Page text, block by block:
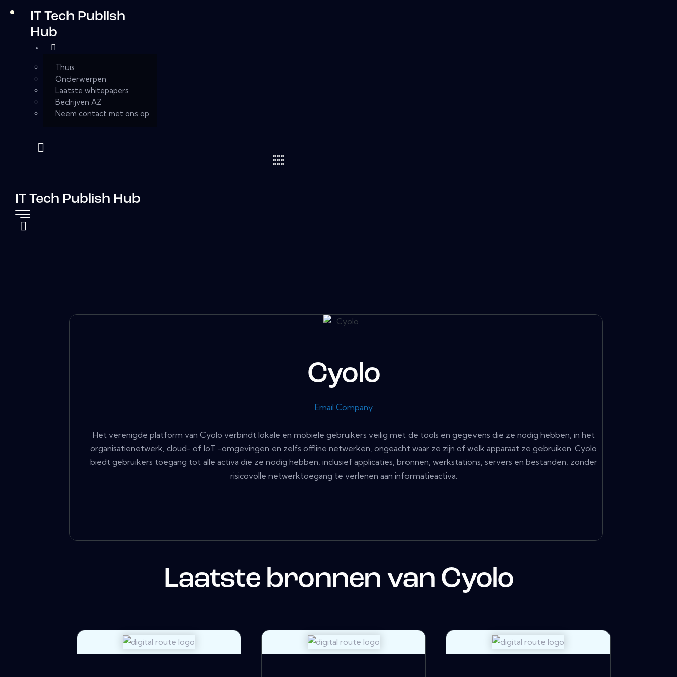
IT Tech Publish
Hub
Thuis
Onderwerpen
Laatste whitepapers
Bedrijven AZ
Neem contact met ons op
IT Tech Publish Hub
Cyolo
Email Company
Het verenigde platform van Cyolo verbindt lokale en mobiele gebruikers veilig met de tools en gegevens die ze nodig hebben, in het
organisatienetwerk, cloud- of IoT -omgevingen en zelfs offline netwerken, ongeacht waar ze zijn of welk apparaat ze gebruiken. Cyolo
biedt gebruikers toegang tot alle activa die ze nodig hebben, inclusief applicaties, bronnen, werkstations, servers en bestanden, zonder
risicovolle netwerktoegang te verlenen aan informatieactiva.
Laatste bronnen van Cyolo